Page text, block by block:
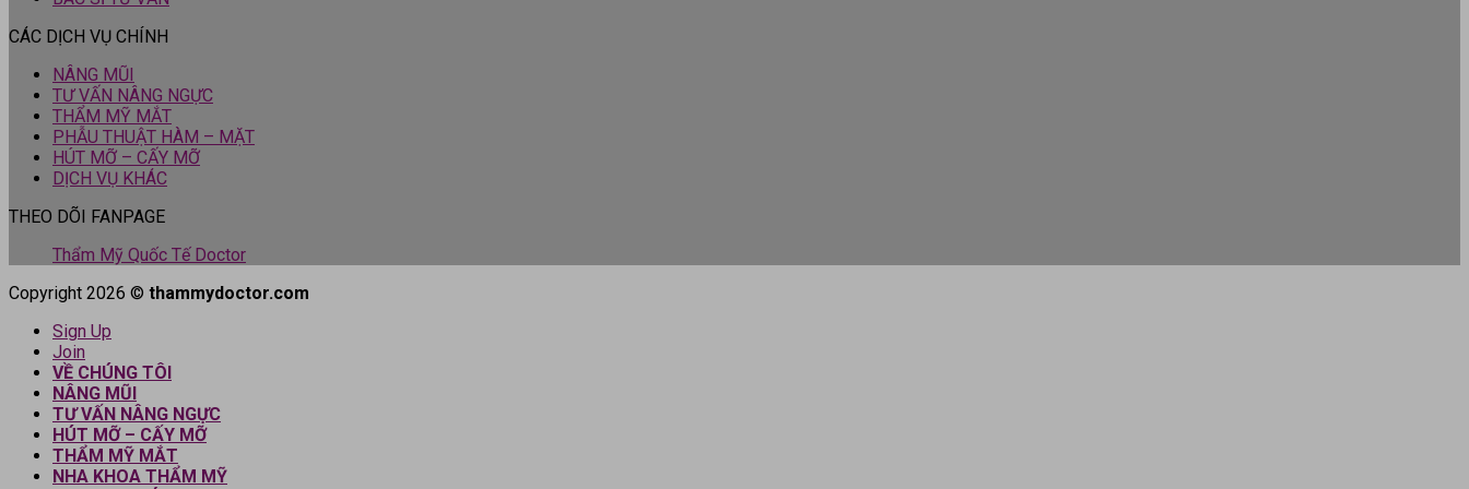
CÁC DỊCH VỤ CHÍNH
NÂNG MŨI
TƯ VẤN NÂNG NGỰC
THẨM MỸ MẮT
PHẪU THUẬT HÀM – MẶT
HÚT MỠ – CẤY MỠ
DỊCH VỤ KHÁC
THEO DÕI FANPAGE
Thẩm Mỹ Quốc Tế Doctor
Copyright 2026 © thammydoctor.com
Sign Up
Join
VỀ CHÚNG TÔI
NÂNG MŨI
TƯ VẤN NÂNG NGỰC
HÚT MỠ – CẤY MỠ
THẨM MỸ MẮT
NHA KHOA THẨM MỸ